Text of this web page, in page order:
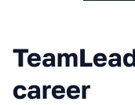
career